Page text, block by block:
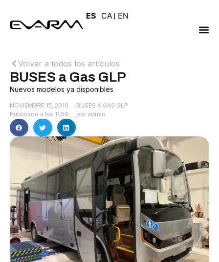
ES CA EN
Volver a todos los artículos
BUSES a Gas GLP
Nuevos modelos ya disponibles
NOVIEMBRE 15, 2019
BUSES A GAS GLP
Publicado a las 11:59 por admin